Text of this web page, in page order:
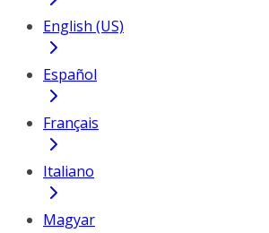
English (US)
Español
Français
Italiano
Magyar